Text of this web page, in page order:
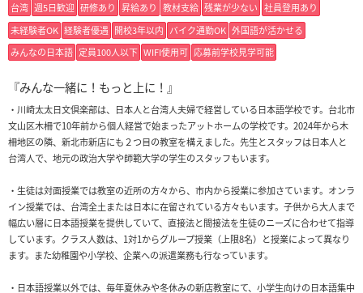
台湾 週5日歓迎 研修あり 昇給あり 教材支給 残業が少ない 社員登用あり
未経験者OK 経験者優遇 開校3年以内 バイク通勤OK 外国語が活かせる
みんなの日本語 定員100人以下 WIFI使用可 応募前学校見学可能
『みんな一緒に！もっと上に！』
・川崎太太日文倶楽部は、日本人と台湾人夫婦で経営している日本語学校です。台北市
文山区木柵で10年前から個人経営で始まったアットホームの学校です。2024年から木
柵地区の隣、新北市新店にも２つ目の教室を構えました。先生とスタッフは日本人と
台湾人で、地元の政治大学や師範大学の学生のスタッフもいます。
・生徒は対面授業では教室の近所の方々から、市内から授業に参加さています。オンラ
イン授業では、台湾全土または日本に在留されている方々もいます。子供から大人まで
幅広い層に日本語授業を提供していて、直接法と間接法を生徒のニーズに合わせて指導
しています。クラス人数は、1対1からグループ授業（上限8名）と授業によって異なり
ます。また幼稚園や小学校、企業への派遣業務も行なっています。
・日本語授業以外では、毎年夏休みや冬休みの新店教室にて、小学生向けの日本語集中